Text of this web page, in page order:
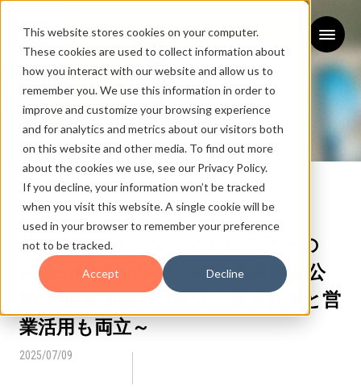
This website stores cookies on your computer.
These cookies are used to collect information about
how you interact with our website and allow us to
remember you. We use this information in order to
improve and customize your browsing experience
and for analytics and metrics about our visitors both
on this website and other media. To find out more
about the cookies we use, see our Privacy Policy.
If you decline, your information won’t be tracked
when you visit this website. A single cookie will be
used in your browser to remember your preference
not to be tracked.
Accept Decline
お知らせ
NEWS
株式会社100、ISIソフトウェアーの
HubSpot Content Hub活用事例を公
開 ～企業価値を可視化。運用効率と営
業活用も両立～
2025/07/09